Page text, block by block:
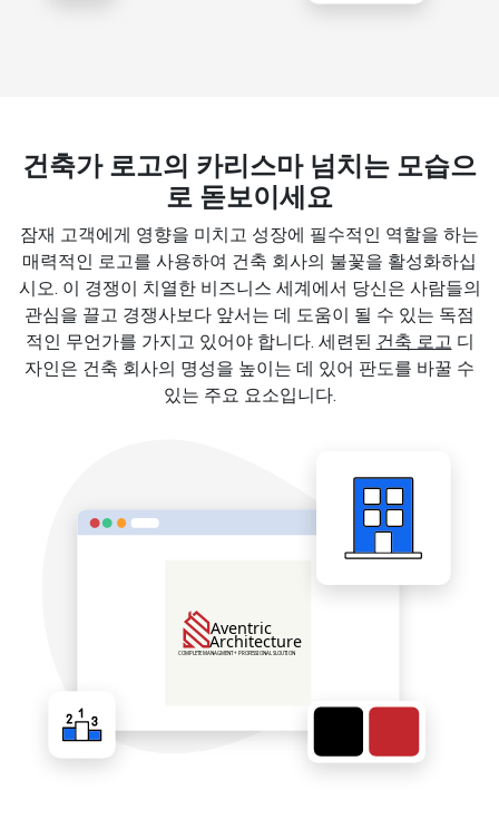
건축가 로고의 카리스마 넘치는 모습으
로 돋보이세요
잠재 고객에게 영향을 미치고 성장에 필수적인 역할을 하는
매력적인 로고를 사용하여 건축 회사의 불꽃을 활성화하십
시오. 이 경쟁이 치열한 비즈니스 세계에서 당신은 사람들의
관심을 끌고 경쟁사보다 앞서는 데 도움이 될 수 있는 독점
적인 무언가를 가지고 있어야 합니다. 세련된 건축 로고 디
자인은 건축 회사의 명성을 높이는 데 있어 판도를 바꿀 수
있는 주요 요소입니다.